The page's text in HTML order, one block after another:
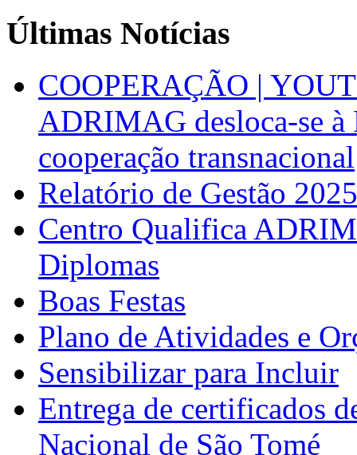
Últimas Notícias
COOPERAÇÃO |
ADRIMAG desloca-se
cooperação transnacional
Relatório de Gestão 2025
Centro Qualifica
Diplomas
Boas Festas
Plano de Atividades e
Sensibilizar para Incluir
Entrega de certificados
Nacional de São Tomé